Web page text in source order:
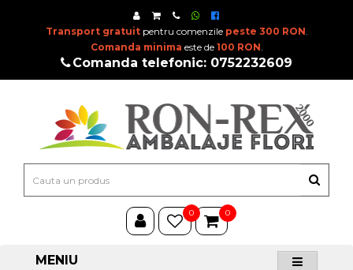
Transport gratuitpentru comenzile peste 300 RON.
Comanda minima este de 100 RON.
Comanda telefonic: 0752232609
0 0
MENIU